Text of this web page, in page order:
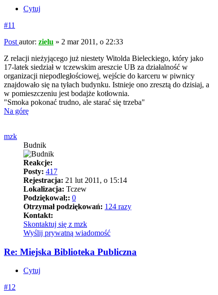
Cytuj
#11
Post autor: zielu » 2 mar 2011, o 22:33
Z relacji nieżyjącego już niestety Witolda Bieleckiego, który jako
17-latek siedział w tczewskim areszcie UB za działalność w
organizacji niepodległościowej, wejście do karceru w piwnicy
znajdowało się na tyłach budynku. Istnieje ono zresztą do dzisiaj, a
w pomieszczeniu jest bodajże kotłownia.
"Smoka pokonać trudno, ale starać się trzeba"
Na górę
mzk
Budnik
Reakcje:
Posty: 417
Rejestracja: 21 lut 2011, o 15:14
Lokalizacja: Tczew
Podziękował;: 0
Otrzymał podziękowań: 124 razy
Kontakt:
Skontaktuj się z mzk
Wyślij prywatną wiadomość
Re: Miejska Biblioteka Publiczna
Cytuj
#12